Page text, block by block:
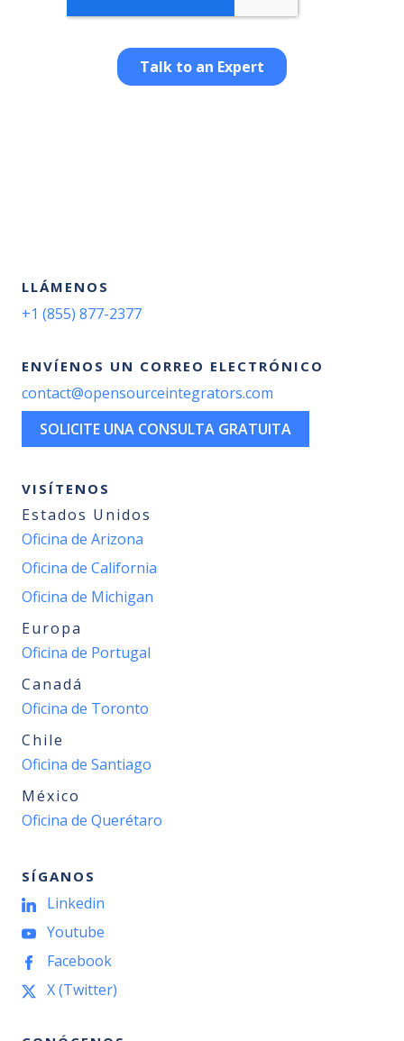
LLÁMENOS
+1 (855) 877-2377
ENVÍENOS UN CORREO ELECTRÓNICO
contact@opensourceintegrators.com
SOLICITE UNA CONSULTA GRATUITA
VISÍTENOS
Estados Unidos
Oficina de Arizona
Oficina de California
Oficina de Michigan
Europa
Oficina de Portugal
Canadá
Oficina de Toronto
Chile
Oficina de Santiago
México
Oficina de Querétaro
SÍGANOS
Linkedin
Youtube
Facebook
X (Twitter)